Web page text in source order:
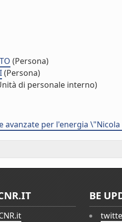
(Persona)
(Persona)
di personale interno)
per l'energia \"Nicola
BE